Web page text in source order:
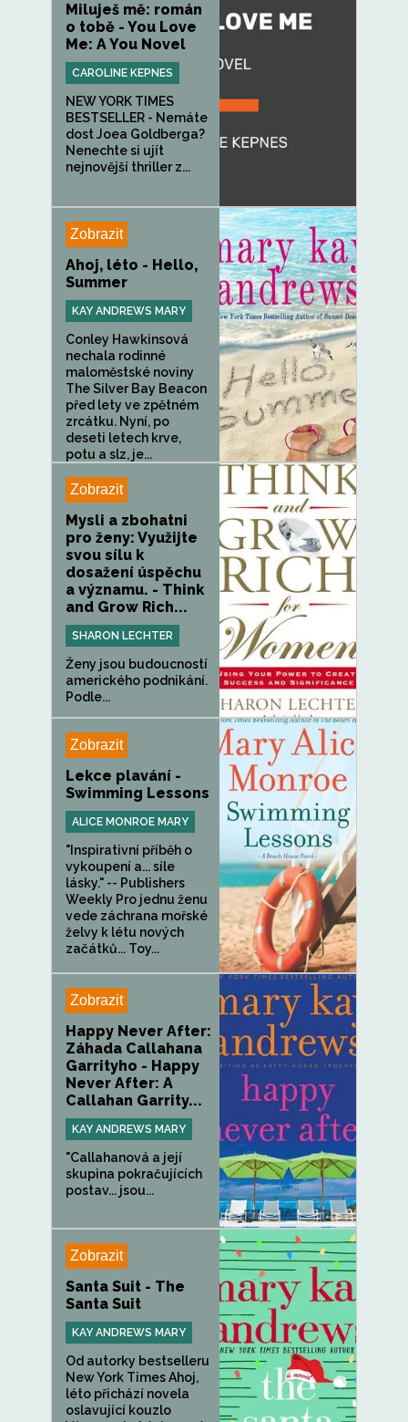
Miluješ mě: román
o tobě - You Love
Me: A You Novel
CAROLINE KEPNES
NEW YORK TIMES
BESTSELLER - Nemáte
dost Joea Goldberga?
Nenechte si ujít
nejnovější thriller z...
Zobrazit
Ahoj, léto - Hello,
Summer
KAY ANDREWS MARY
Conley Hawkinsová
nechala rodinné
maloměstské noviny
The Silver Bay Beacon
před lety ve zpětném
zrcátku. Nyní, po
deseti letech krve,
potu a slz, je...
Zobrazit
Mysli a zbohatni
pro ženy: Využijte
svou sílu k
dosažení úspěchu
a významu. - Think
and Grow Rich...
SHARON LECHTER
Ženy jsou budoucností
amerického podnikání.
Podle...
Zobrazit
Lekce plavání -
Swimming Lessons
ALICE MONROE MARY
"Inspirativní příběh o
vykoupení a... síle
lásky." -- Publishers
Weekly Pro jednu ženu
vede záchrana mořské
želvy k létu nových
začátků... Toy...
Zobrazit
Happy Never After:
Záhada Callahana
Garrityho - Happy
Never After: A
Callahan Garrity...
KAY ANDREWS MARY
"Callahanová a její
skupina pokračujících
postav... jsou...
Zobrazit
Santa Suit - The
Santa Suit
KAY ANDREWS MARY
Od autorky bestselleru
New York Times Ahoj,
léto přichází novela
oslavující kouzlo